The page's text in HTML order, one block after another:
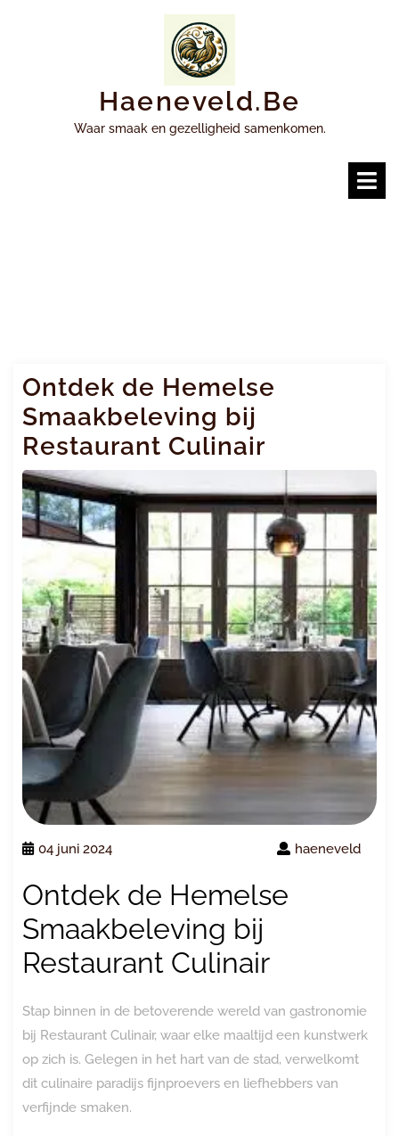
Haeneveld.be
Waar smaak en gezelligheid samenkomen.
Ontdek de Hemelse
Smaakbeleving bij
Restaurant Culinair
04 juni 2024 haeneveld
Ontdek de Hemelse
Smaakbeleving bij
Restaurant Culinair
Stap binnen in de betoverende wereld van gastronomie
bij Restaurant Culinair, waar elke maaltijd een kunstwerk
op zich is. Gelegen in het hart van de stad, verwelkomt
dit culinaire paradijs fijnproevers en liefhebbers van
verfijnde smaken.